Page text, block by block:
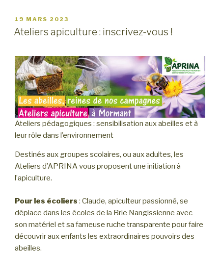
PUBLIÉ
LE
19 MARS 2023
Ateliers apiculture : inscrivez-vous !
Ateliers pédagogiques : sensibilisation aux abeilles et à
leur rôle dans l’environnement
Destinés aux groupes scolaires, ou aux adultes, les
Ateliers d’APRINA vous proposent une initiation à
l’apiculture.
Pour les écoliers : Claude, apiculteur passionné, se
déplace dans les écoles de la Brie Nangissienne avec
son matériel et sa fameuse ruche transparente pour faire
découvrir aux enfants les extraordinaires pouvoirs des
abeilles.